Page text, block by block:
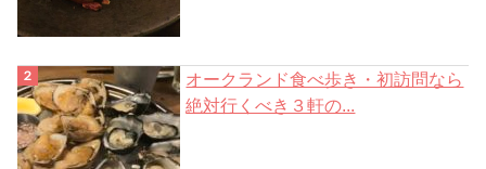
オークランド食べ歩き・初訪問なら
絶対行くべき３軒の...